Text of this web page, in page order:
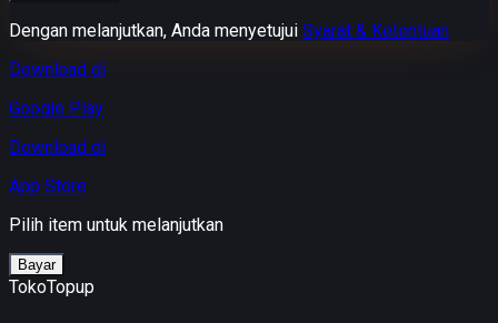
Dengan melanjutkan, Anda menyetujui Syarat & Ketentuan
Download di
Google Play
Download di
App Store
Pilih item untuk melanjutkan
Bayar
TokoTopup